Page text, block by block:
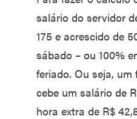
salário do servidor
175 e acrescido de
sábado – ou 100%
feriado. Ou seja,
cebe um salário de
hora extra de R$